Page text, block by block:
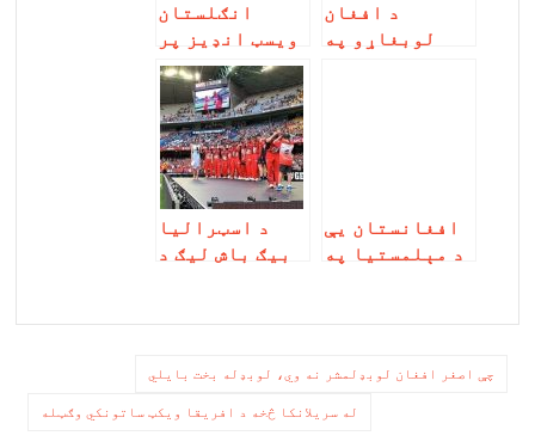
د افغان
لوبغاړو په
انګلستان
ویسټ انډیز پر
ګونډو کړ
افغانستان یې
د مېلمستیا په
د اسټرالیا
بيګ باش لیګ د
ليکنه
چې اصغر افغان لوبډلمشر نه وي، لوبډله بخت بایلي
له سریلانکا څخه د افریقا ویکټ ساتونکي وګټله